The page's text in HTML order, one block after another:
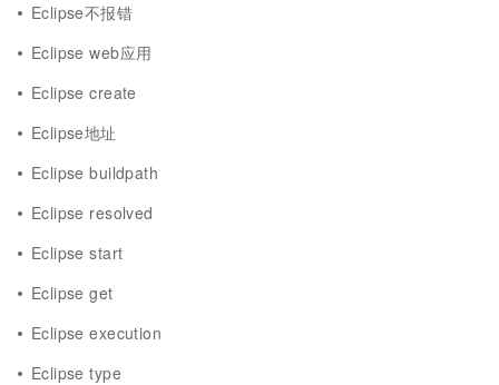
Eclipse不报错
Eclipse web应用
Eclipse create
Eclipse地址
Eclipse buildpath
Eclipse resolved
Eclipse start
Eclipse get
Eclipse execution
Eclipse type